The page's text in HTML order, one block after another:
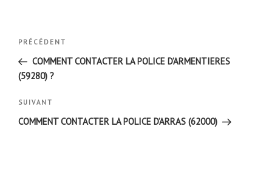
Navigation
l’article
Article
précédent
PRÉCÉDENT
COMMENT CONTACTER LA POLICE D’ARMENTIERES
(59280) ?
Article
suivant
SUIVANT
COMMENT CONTACTER LA POLICE D’ARRAS (62000)